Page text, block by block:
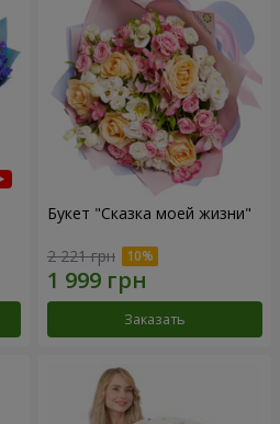
Букет "Сказка моей жизни"
2 221 грн
Заказать